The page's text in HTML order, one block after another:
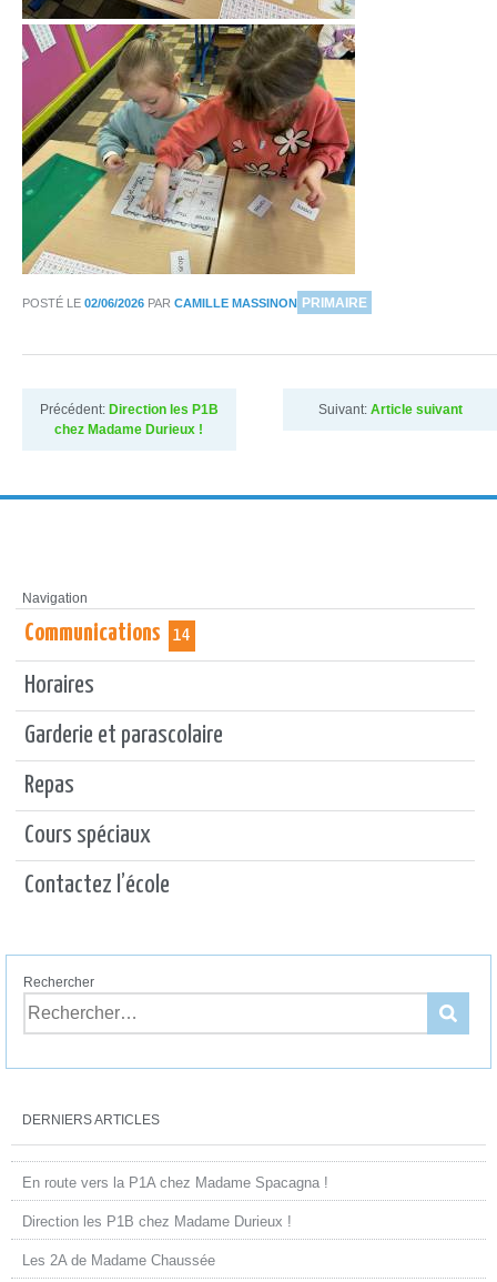
Navigation
Communications 14
Horaires
Garderie et parascolaire
Repas
Cours spéciaux
Contactez l’école
Rechercher
DERNIERS ARTICLES
En route vers la P1A chez Madame Spacagna !
Direction les P1B chez Madame Durieux !
Les 2A de Madame Chaussée
POSTÉ LE 02/06/2026 PAR CAMILLE MASSINONDANS
PRIMAIRE
Précédent: Direction les P1B
chez Madame Durieux !
Suivant: Article suivant